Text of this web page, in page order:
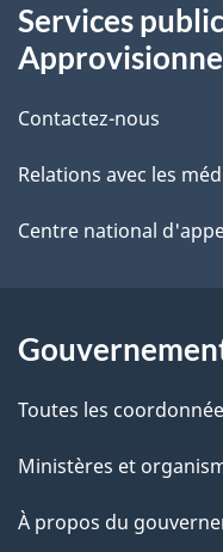
i
s
d
e
a
p
a
g
propos
de
ce
site
Services
Contactez-nous
Relations avec les
Centre national
Toutes les
Ministères et
À propos du